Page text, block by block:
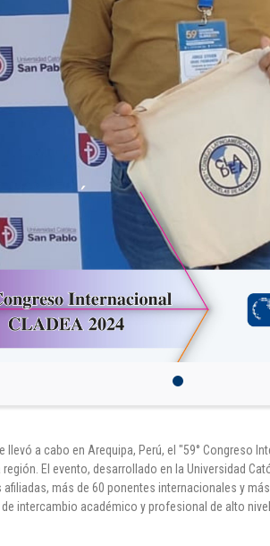
llevó a cabo en Arequipa, Perú, el "59° Congreso
El evento, desarrollado en la Universidad
más de 60 ponentes internacionales y
intercambio académico y profesional de alto